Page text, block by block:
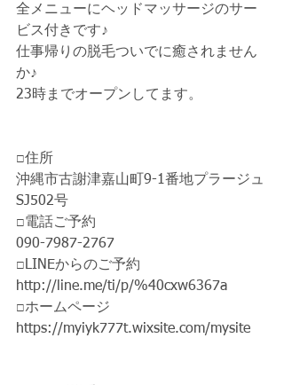
全メニューにヘッドマッサージのサー
ビス付きです♪
仕事帰りの脱毛ついでに癒されません
か♪
23時までオープンしてます。
□住所
沖縄市古謝津嘉山町9-1番地プラージュ
SJ502号
□電話ご予約
090-7987-2767
□LINEからのご予約
http://line.me/ti/p/%40cxw6367a
□ホームページ
https://myiyk777t.wixsite.com/mysite